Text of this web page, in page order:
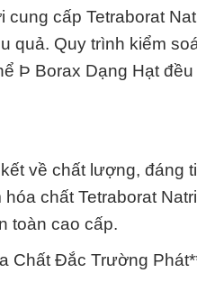
cấp Tetraborat
quả. Quy trình kiểm
Þ Borax Dạng Hạt
về chất lượng, đáng
chất Tetraborat
toàn cao cấp.
Chất Đắc Trường